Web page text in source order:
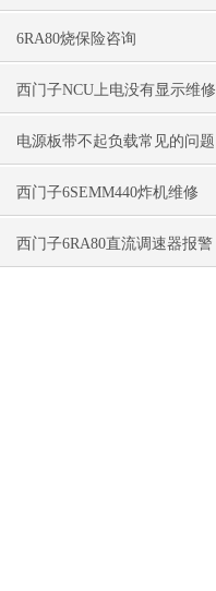
重启
6RA80烧保险咨询
西门子NCU上电没有显示维修
电源板带不起负载常见的问题
西门子6SEMM440炸机维修
西门子6RA80直流调速器报警